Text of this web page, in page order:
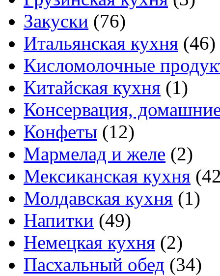
Закуски (76)
Итальянская кухня (46)
Кисломолочные
Китайская кухня (1)
Консервация,
Конфеты (12)
Мармелад и желе (2)
Мексиканская кухня
Молдавская кухня (1)
Напитки (49)
Немецкая кухня (2)
Пасхальный обед (34)